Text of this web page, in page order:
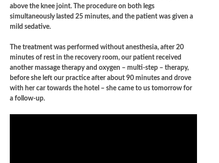
above the knee joint. The procedure on both legs
simultaneously lasted 25 minutes, and the patient was given a
mild sedative.
The treatment was performed without anesthesia, after 20
minutes of rest in the recovery room, our patient received
another massage therapy and oxygen – multi-step – therapy,
before she left our practice after about 90 minutes and drove
with her car towards the hotel – she came to us tomorrow for
a follow-up.